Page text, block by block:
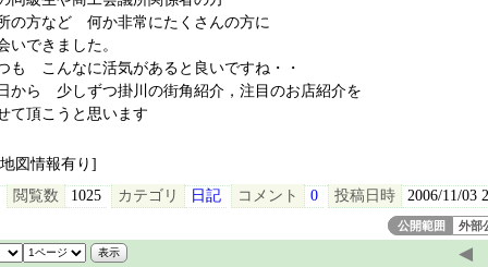
の方など 何か非常にたくさんの方に
いできました。
も こんなに活気があると良いですね・・
から 少しずつ掛川の街角紹介，注目のお店紹介を
て頂こうと思います
図情報有り]
閲覧数
1025 カテゴリ 日記 コメント 0 投稿日時 2006/11/03
公開範囲 外部
◀